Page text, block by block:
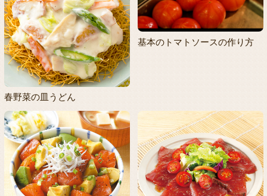
春野菜の皿うどん
基本のトマトソースの作り方